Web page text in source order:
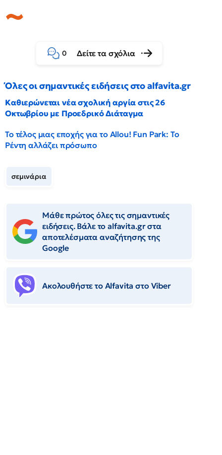
0 Δείτε τα σχόλια
Όλες οι σημαντικές ειδήσεις στο alfavita.gr
Καθιερώνεται νέα σχολική αργία στις 26
Οκτωβρίου με Προεδρικό Διάταγμα
Το τέλος μιας εποχής για το Allou! Fun Park: Το
Ρέντη αλλάζει πρόσωπο
σεμινάρια
Μάθε πρώτος όλες τις σημαντικές
ειδήσεις. Βάλε το alfavita.gr στα
αποτελέσματα αναζήτησης της
Google
Ακολουθήστε το Αlfavita στο Viber